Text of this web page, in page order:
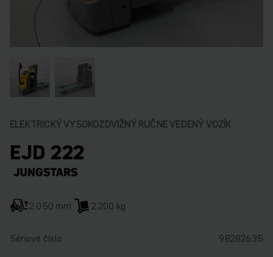
ELEKTRICKÝ VYSOKOZDVIŽNÝ RUČNE VEDENÝ VOZÍK
EJD 222
2.050 mm 2.200 kg
Sériové číslo
98282635